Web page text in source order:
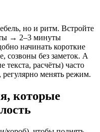
но и ритм. Встройте
→ 2–3 минуты
начинать короткие
созвоны без заметок. А
расчёты) часто
менять режим.
которые